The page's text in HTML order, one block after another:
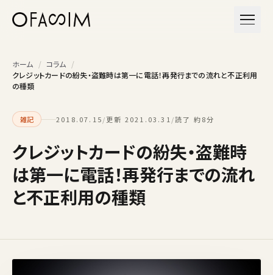
メニ
ホーム / コラム /
クレジットカードの紛失・盗難時は第一に電話！再発行までの流れと不正利用
の種類
雑記 2018.07.15/更新 2021.03.31 /読了 約8分
クレジットカードの紛失・盗難時
は第一に電話！再発行までの流れ
と不正利用の種類